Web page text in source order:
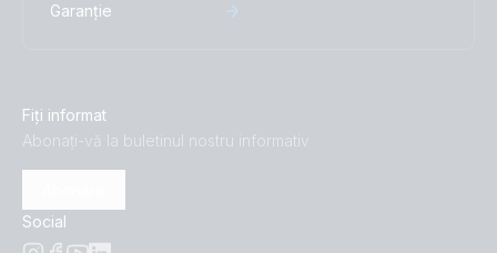
Garanție
Fiți informat
Abonați-vă la buletinul nostru informativ
Social